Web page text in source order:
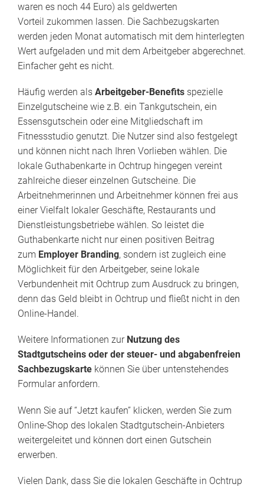
waren es noch 44 Euro) als geldwerten
Vorteil zukommen lassen. Die Sachbezugskarten
werden jeden Monat automatisch mit dem hinterlegten
Wert aufgeladen und mit dem Arbeitgeber abgerechnet.
Einfacher geht es nicht.
Häufig werden als Arbeitgeber-Benefits spezielle
Einzelgutscheine wie z.B. ein Tankgutschein, ein
Essensgutschein oder eine Mitgliedschaft im
Fitnessstudio genutzt. Die Nutzer sind also festgelegt
und können nicht nach Ihren Vorlieben wählen. Die
lokale Guthabenkarte in Ochtrup hingegen vereint
zahlreiche dieser einzelnen Gutscheine. Die
Arbeitnehmerinnen und Arbeitnehmer können frei aus
einer Vielfalt lokaler Geschäfte, Restaurants und
Dienstleistungsbetriebe wählen. So leistet die
Guthabenkarte nicht nur einen positiven Beitrag
zum Employer Branding, sondern ist zugleich eine
Möglichkeit für den Arbeitgeber, seine lokale
Verbundenheit mit Ochtrup zum Ausdruck zu bringen,
denn das Geld bleibt in Ochtrup und fließt nicht in den
Online-Handel.
Weitere Informationen zur Nutzung des
Stadtgutscheins oder der steuer- und abgabenfreien
Sachbezugskarte können Sie über untenstehendes
Formular anfordern.
Wenn Sie auf “Jetzt kaufen” klicken, werden Sie zum
Online-Shop des lokalen Stadtgutschein-Anbieters
weitergeleitet und können dort einen Gutschein
erwerben.
Vielen Dank, dass Sie die lokalen Geschäfte in Ochtrup